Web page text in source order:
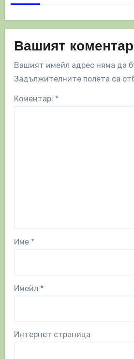
Вашият коментар
Вашият имейл адрес няма да
Задължителните полета са
Коментар: *
Име *
Имейл *
Интернет страница